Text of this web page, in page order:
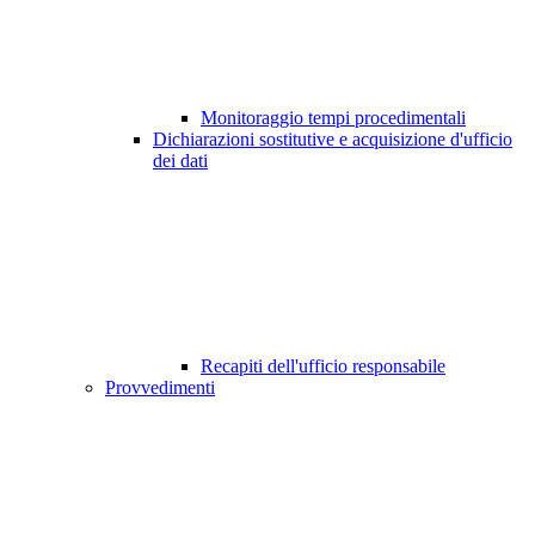
Monitoraggio tempi procedimentali
Dichiarazioni sostitutive e acquisizione d'ufficio
dei dati
Recapiti dell'ufficio responsabile
Provvedimenti